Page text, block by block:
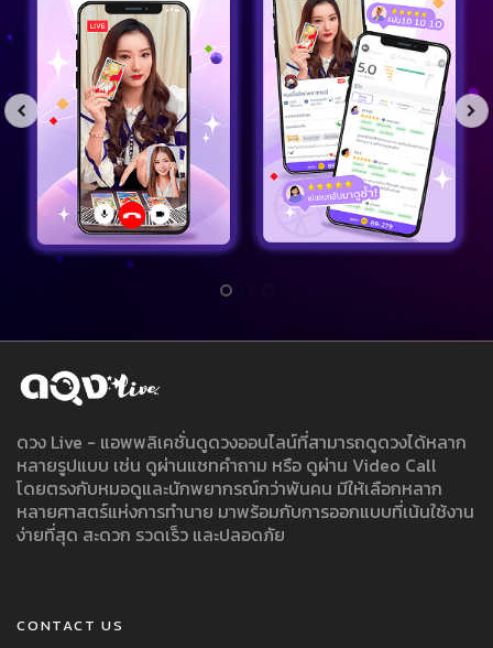
ดวง Live - แอพพลิเคชั่นดูดวงออนไลน์ที่สามารถดูดวงได้หลาก
หลายรูปแบบ เช่น ดูผ่านแชทคำถาม หรือ ดูผ่าน Video Call
โดยตรงกับหมอดูและนักพยากรณ์กว่าพันคน มีให้เลือกหลาก
หลายศาสตร์แห่งการทำนาย มาพร้อมกับการออกแบบที่เน้นใช้งาน
ง่ายที่สุด สะดวก รวดเร็ว และปลอดภัย
CONTACT US